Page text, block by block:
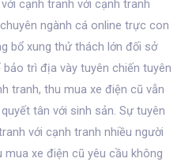
cạnh tranh với cạnh tranh
ngành cá online trực con
bổ xung thử thách lớn đối sở
trì địa vày tuyên chiến tuyên
tranh, thu mua xe điện cũ vẫn
tân với sinh sản. Sự tuyên
với cạnh tranh nhiều người
xe điện cũ yêu cầu không